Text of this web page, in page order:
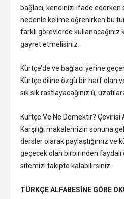
bağlacı, kendinizi ifade ederken
nedenle kelime öğrenirken bu
farklı görevlerde
gayret etmelisiniz.
Kürtçe’de ve bağlacı yerine
Kürtçe diline özgü bir harf olan
sık sık rastlayacağınız û,
Kürtçe Ve Ne Demektir? Çevirisi
Karşılığı makalemizin sonuna
dersler olarak paylaştığımız ve
geçecek olan birbirinden
sitemizi takipte kalabilirsiniz.
TÜRKÇE ALFABESİNE GÖRE